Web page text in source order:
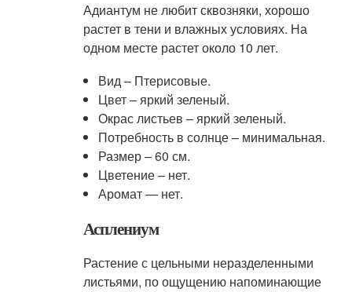
Адиантум не любит сквозняки, хорошо
растет в тени и влажных условиях. На
одном месте растет около 10 лет.
Вид – Птерисовые.
Цвет – яркий зеленый.
Окрас листьев – яркий зеленый.
Потребность в солнце – минимальная.
Размер – 60 см.
Цветение – нет.
Аромат — нет.
Асплениум
Растение с цельными неразделенными
листьями, по ощущению напоминающие